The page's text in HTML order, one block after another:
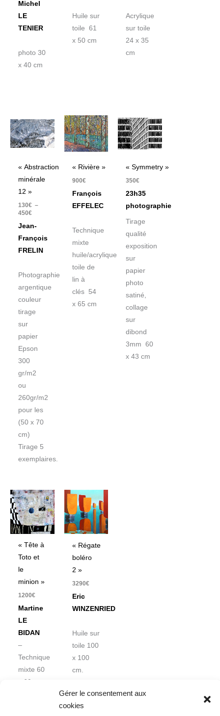
Gérer le consentement aux
cookies
Michel
LE
TENIER
photo 30
x 40 cm
Huile sur
toile 61
x 50 cm
Acrylique
sur toile
24 x 35
cm
« Abstraction
minérale
12 »
130€ –
450€
de
prix :
130€
à
Jean-
François
FRELIN
Photographie
argentique
couleur
tirage
sur
papier
Epson
300
gr/m2
ou
260gr/m2
pour les
(50 x 70
cm)
Tirage 5
exemplaires.
« Rivière »
900€
François
EFFELEC
Technique
mixte
huile/acrylique
toile de
lin à
clés 54
x 65 cm
« Symmetry »
350€
23h35
photographie
Tirage
qualité
exposition
sur
papier
photo
satiné,
collage
sur
dibond
3mm 60
x 43 cm
« Tête à
Toto et
le
minion »
1200€
Martine
LE
BIDAN
–
Technique
mixte 60
x 60 cm
« Régate
boléro
2 »
3290€
Eric
WINZENRIED
Huile sur
toile 100
x 100
cm.